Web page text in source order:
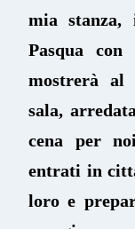
mia stanza,
Pasqua
mostrerà al
sala,
cena per
entrati in
loro e